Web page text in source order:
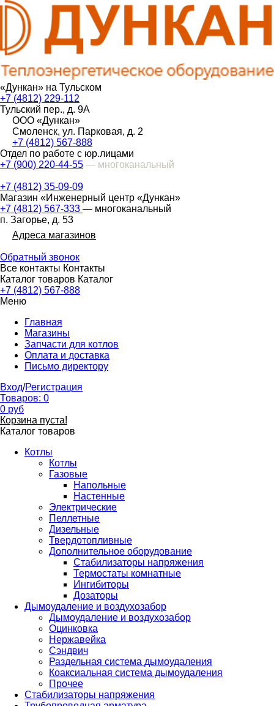
«Дункан» на Тульском
+7 (4812) 229-112
Тульский пер., д. 9А
ООО «Дункан»
Смоленск, ул. Парковая, д. 2
+7 (4812) 567-888
Отдел по работе с юр.лицами
+7 (900) 220-44-55 — многоканальный
+7 (4812) 35-09-09
Магазин «Инженерный центр «Дункан»
+7 (4812) 567-333 — многоканальный
п. Загорье, д. 53
Адреса магазинов
Обратный звонок
Все контакты Контакты
Каталог товаров Каталог
+7 (4812) 567-888
Меню
Главная
Магазины
Запчасти для котлов
Оплата и доставка
Письмо директору
Вход/Регистрация
Товаров: 0
0 руб
Корзина пуста!
Каталог товаров
Котлы
Котлы
Газовые
Напольные
Настенные
Электрические
Пеллетные
Дизельные
Твердотопливные
Дополнительное оборудование
Стабилизаторы напряжения
Термостаты комнатные
Ингибиторы
Дозаторы
Дымоудаление и воздухозабор
Дымоудаление и воздухозабор
Оцинковка
Нержавейка
Сэндвич
Раздельная система дымоудаления
Коаксиальная система дымоудаления
Прочее
Стабилизаторы напряжения